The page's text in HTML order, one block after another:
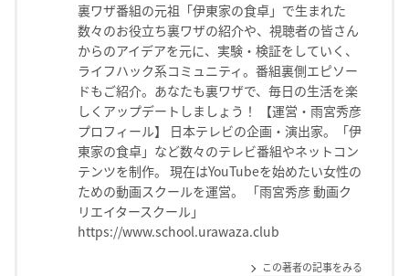
裏ワザ番組の元祖「伊東家の食卓」で生まれた
数々のお役立ち裏ワザの紹介や、視聴者の皆さん
からのアイデアを元に、実験・検証をしていく、
ライフハック系コミュニティ。番組裏側エピソー
ドもご紹介。あなたも裏ワザで、毎日の生活を楽
しくアップデートしましょう！ 【運営・雨宮秀彦
プロフィール】 日本テレビの企画・演出家。「伊
東家の食卓」など数々のテレビ番組やネットコン
テンツを制作。 現在はYouTubeを始めたい女性の
ための動画スクールを運営。 「雨宮秀彦 動画ク
リエイタースクール」
https://www.school.urawaza.club
この著者の記事をみる